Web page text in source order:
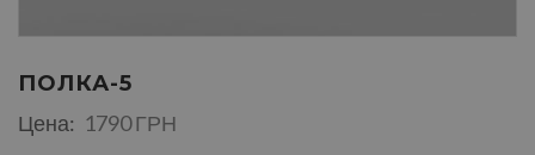
ПОЛКА-5
Цена: 1790 ГРН